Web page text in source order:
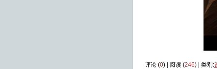
评论 (0) | 阅读 (246) | 类别: